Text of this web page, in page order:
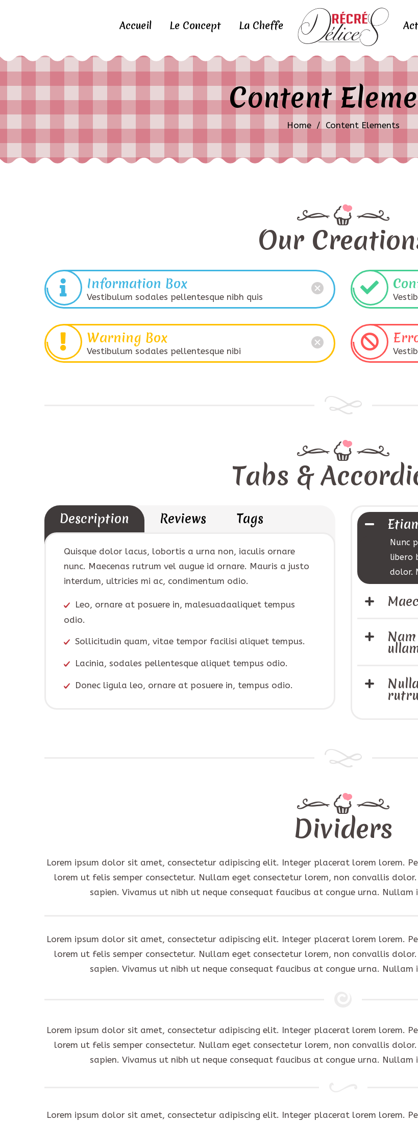
Accueil Le Concept La Cheffe
Content
Home / Content Elements
Our
Information Box
Vestibulum sodales pellentesque nibh quis
Warning Box
Vestibulum sodales pellentesque nibi
Tabs &
Description Reviews Tags
Quisque dolor lacus, lobortis a urna non, iaculis ornare
nunc. Maecenas rutrum vel augue id ornare. Mauris a justo
interdum, ultricies mi ac, condimentum odio.
Leo, ornare at posuere in, malesuadaaliquet tempus
odio.
Sollicitudin quam, vitae tempor facilisi aliquet tempus.
Lacinia, sodales pellentesque aliquet tempus odio.
Donec ligula leo, ornare at posuere in, tempus odio.
Nunc
libero
dolor.
Dividers
Lorem ipsum dolor sit amet, consectetur adipiscing elit. Integer placerat lorem lorem.
lorem ut felis semper consectetur. Nullam eget consectetur lorem, non convallis dolor.
sapien. Vivamus ut nibh ut neque consequat faucibus at congue urna.
Lorem ipsum dolor sit amet, consectetur adipiscing elit. Integer placerat lorem lorem.
lorem ut felis semper consectetur. Nullam eget consectetur lorem, non convallis dolor.
sapien. Vivamus ut nibh ut neque consequat faucibus at congue urna.
Lorem ipsum dolor sit amet, consectetur adipiscing elit. Integer placerat lorem lorem.
lorem ut felis semper consectetur. Nullam eget consectetur lorem, non convallis dolor.
sapien. Vivamus ut nibh ut neque consequat faucibus at congue urna.
Lorem ipsum dolor sit amet, consectetur adipiscing elit. Integer placerat lorem lorem.